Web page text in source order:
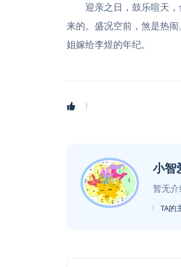
迎亲之日，鼓乐喧天
来的。盛况空前，煞是热
姐嫁给李煜的年纪。
小智
暂无介
TA的